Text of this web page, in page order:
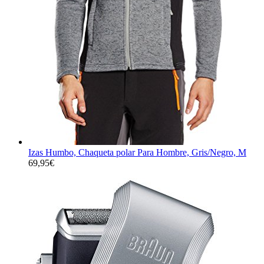
Izas Humbo, Chaqueta polar Para Hombre, Gris/Negro, M
69,95€